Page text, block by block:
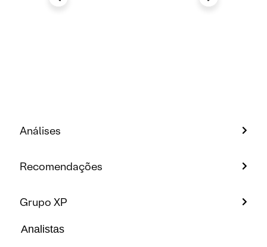
Análises
Recomendações
Grupo XP
Analistas